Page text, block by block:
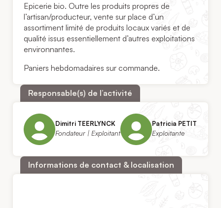
Epicerie bio. Outre les produits propres de
l’artisan/producteur, vente sur place d’un
assortiment limité de produits locaux variés et de
qualité issus essentiellement d’autres exploitations
environnantes.
Paniers hebdomadaires sur commande.
Responsable(s) de l’activité
Dimitri TEERLYNCK
Fondateur | Exploitant
Patricia PETIT
Exploitante
Informations de contact & localisation